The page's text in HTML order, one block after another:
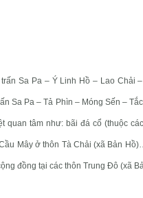
Sa Pa – Ý Linh Hồ – Lao Chải
Sa Pa – Tả Phìn – Móng Sến –
tâm như: bãi đá cổ (thuộc
Mây ở thôn Tà Chải (xã Bản
đồng tại các thôn Trung Đô (xã